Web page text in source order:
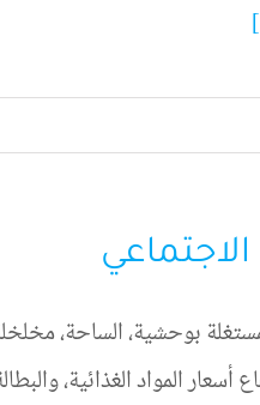
الاجتماعي
بوحشية، الساحة،
المواد الغذائية،